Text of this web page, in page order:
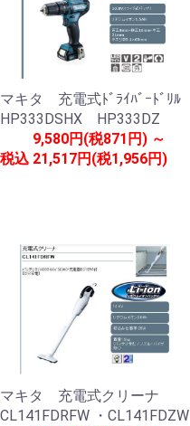
マキタ 充電式ﾄﾞﾗｲﾊﾞｰﾄﾞﾘﾙ
HP333DSHX HP333DZ
税込
9,580円(税871円) ～
21,517円(税1,956円)
マキタ 充電式クリーナ
CL141FDRFW ・CL141FDZW